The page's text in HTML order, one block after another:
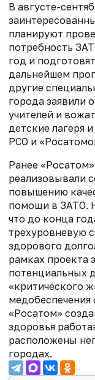
В августе-
планируют
потребность
год и
дальнейшем
другие
города заявили
учителей и
детские лагеря
РСО и
Ранее
реализовывали
повышению
помощи в ЗАТО.
что до конца
трехуровневую
здорового
рамках проекта
потенциальных
«критического
«Росатом»
здоровья
расположены
городах.